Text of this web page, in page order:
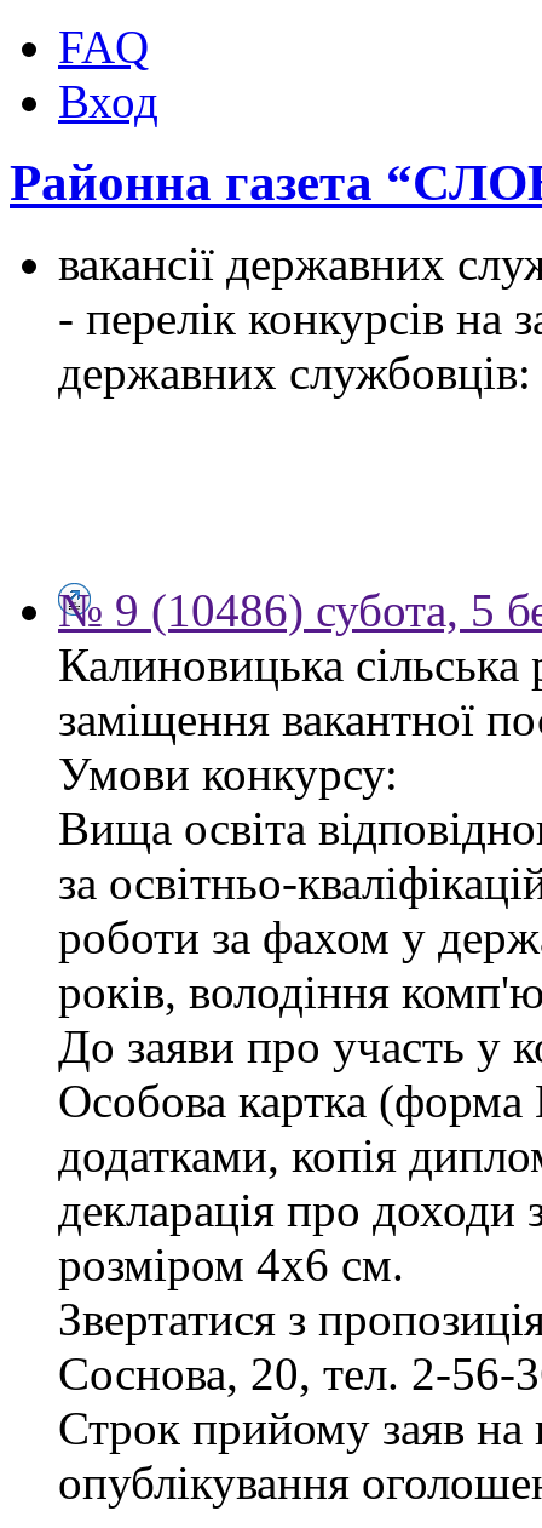
FAQ
Вход
Районна газета
вакансії державних
- перелік конкурсів на
державних службовців:
№ 9 (10486) субота, 5
Калиновицька
заміщення вакантної
Умови конкурсу:
Вища освіта
за освітньо-
роботи за фахом у
років, володіння
До заяви про участь у
Особова картка
додатками, копія
декларація про доходи
розміром 4х6 см.
Звертатися з
Соснова, 20, тел. 2-56-
Строк прийому заяв на
опублікування